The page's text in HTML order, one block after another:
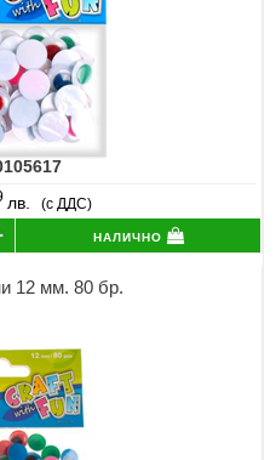
лв. (с ДДС)
налично
12 мм. 80 бр.